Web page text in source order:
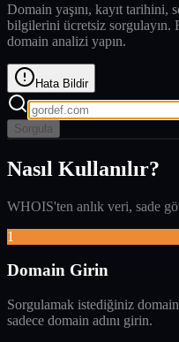
Domain yaşını, kayıt tarihini,
bilgilerini ücretsiz
domain analizi yapın.
Hata Bildir
Sorgula
Nasıl Kullanılır?
WHOIS'ten anlık veri, sade
1
Domain Girin
Sorgulamak istediğiniz
sadece domain adını girin.